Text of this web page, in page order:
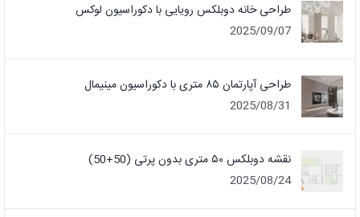
طراحی خانه دوبلکس رویایی با دکوراسیون لوکس
2025/09/07
طراحی آپارتمان ۸۵ متری با دکوراسیون مینیمال
2025/08/31
نقشه دوبلکس ۵۰ متری بدون پرتی (50+50)
2025/08/24